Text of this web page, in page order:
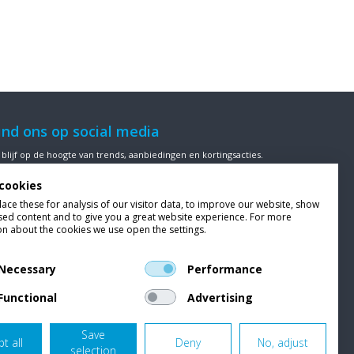
ons op social media
blijf op de hoogte van trends, aanbiedingen en kortingsacties.
klanten beoordelenVan Bellen Wind & Snowgemiddeld met
9,4 op basis van453beoordelingen.
these for analysis of our visitor data, to improve our website, show
content and to give you a great website experience. For more
about the cookies we use open the settings.
Performance
Advertising
all
Save
selection
Deny No, adjust